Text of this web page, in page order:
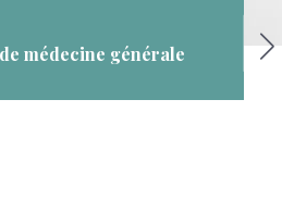
Les publications de la